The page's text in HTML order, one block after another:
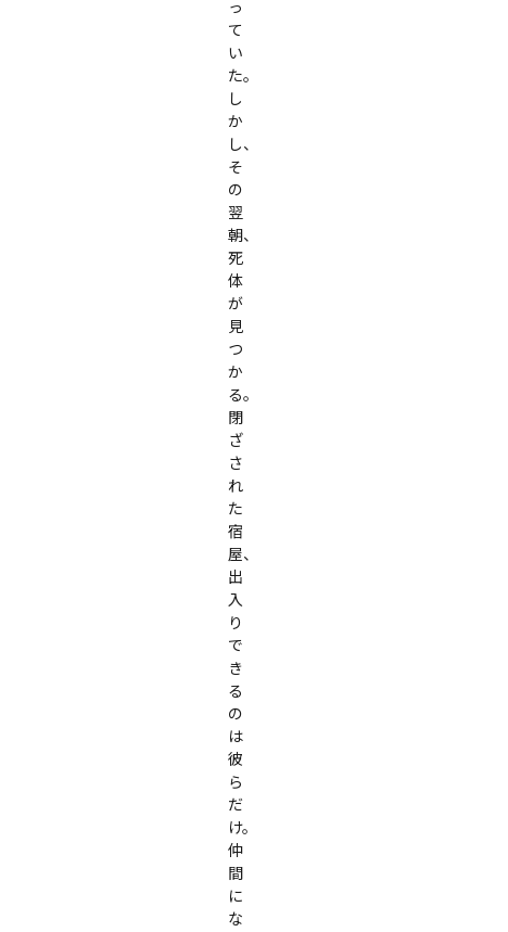
っ
て
い
た。
し
か
し、
そ
の
翌
朝、
死
体
が
見
つ
か
る。
閉
ざ
さ
れ
た
宿
屋、
出
入
り
で
き
る
の
は
彼
ら
だ
け。
仲
間
に
な